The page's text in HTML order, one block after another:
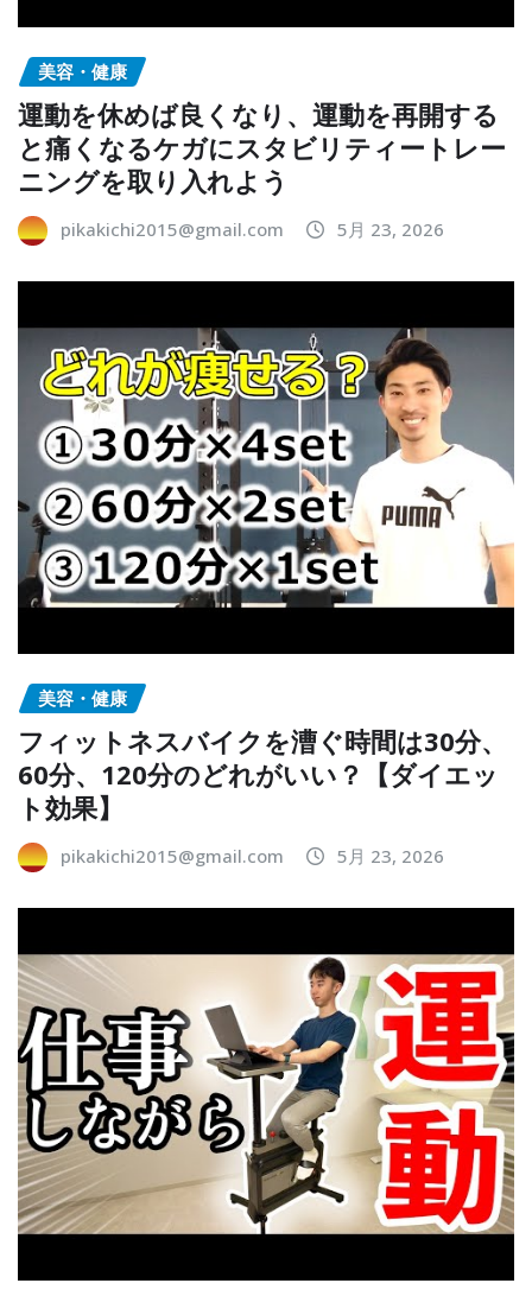
美容・健康
運動を休めば良くなり、運動を再開する
と痛くなるケガにスタビリティートレー
ニングを取り入れよう
pikakichi2015@gmail.com 5月 23, 2026
美容・健康
フィットネスバイクを漕ぐ時間は30分、
60分、120分のどれがいい？【ダイエッ
ト効果】
pikakichi2015@gmail.com 5月 23, 2026